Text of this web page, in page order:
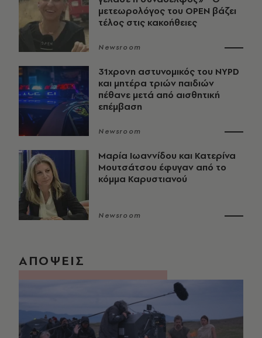
μετεωρολόγος του OPEN βάζει
τέλος στις κακοήθειες
Newsroom
31χρονη αστυνομικός του NYPD
και μητέρα τριών παιδιών
πέθανε μετά από αισθητική
επέμβαση
Newsroom
Μαρία Ιωαννίδου και Κατερίνα
Μουτσάτσου έφυγαν από το
κόμμα Καρυστιανού
Newsroom
ΑΠΟΨΕΙΣ